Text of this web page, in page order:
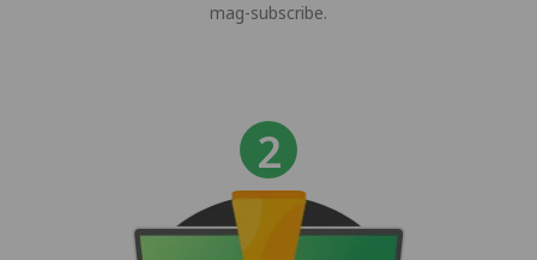
mag-subscribe.